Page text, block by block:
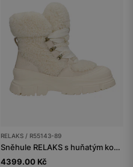
RELAKS / R55143-89
Sněhule RELAKS s huňatým kožíškem
4399.00 Kč